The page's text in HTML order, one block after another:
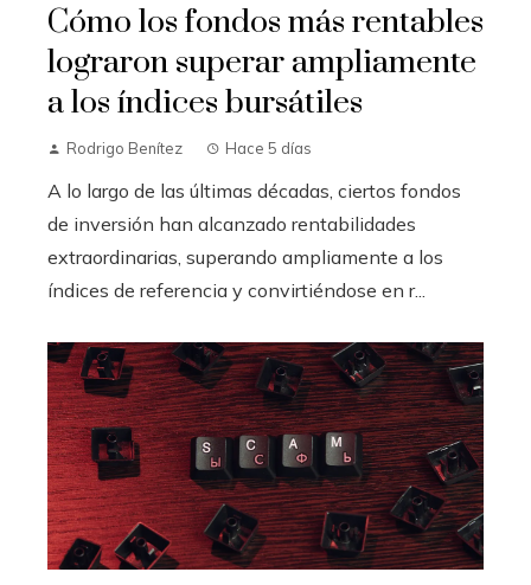
Cómo los fondos más rentables
lograron superar ampliamente
a los índices bursátiles
Rodrigo Benítez Hace 5 días
A lo largo de las últimas décadas, ciertos fondos
de inversión han alcanzado rentabilidades
extraordinarias, superando ampliamente a los
índices de referencia y convirtiéndose en r...